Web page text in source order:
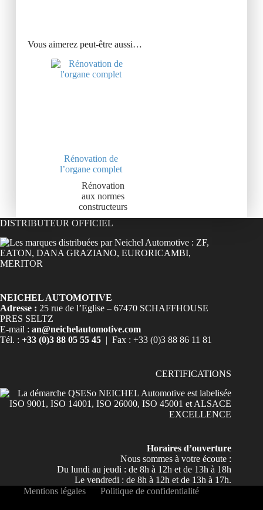
Vous aimerez peut-être aussi…
Rénovation de
l’organe complet
Rénovation
aux normes
constructeurs
DISTRIBUTEUR OFFICIEL
NEICHEL AUTOMOTIVE
Adresse : 25 rue de l’Eglise – 67470 SCHAFFHOUSE
PRES SELTZ
E-mail : an@neichelautomotive.com
Tél. : +33 (0)3 88 05 55 45 | Fax : +33 (0)3 88 86 11 81
CERTIFICATIONS
Horaires d’ouverture
Nous sommes à votre écoute :
Du lundi au jeudi : de 8h à 12h et de 13h à 18h
Le vendredi : de 8h à 12h et de 13h à 17h.
Mentions légales
Politique de confidentialité